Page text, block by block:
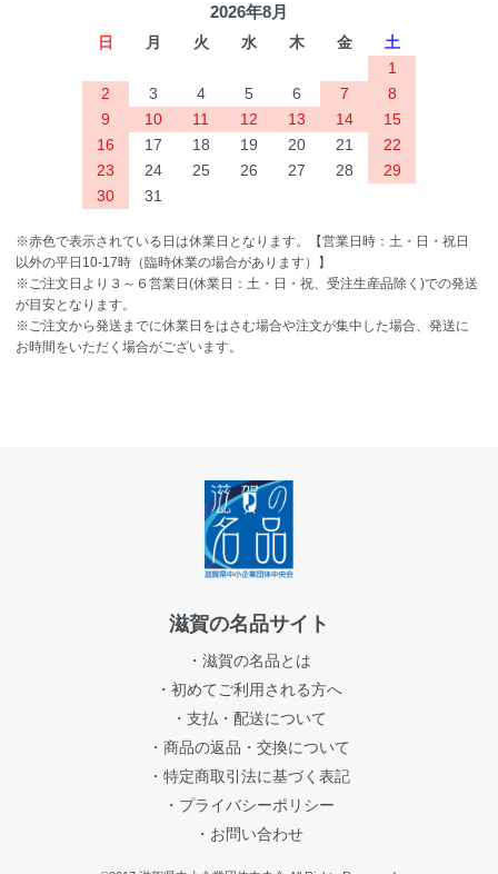
2026年8月
日 月 火 水 木 金
土
1
2
3 4 5 6 7
8
9
10 11 12 13 14
15
16
17 18 19 20 21
22
23
24 25 26 27 28
29
30
31
※赤色で表示されている日は休業日となります。【営業日時：土・日・祝日
以外の平日10-17時（臨時休業の場合があります）】
※ご注文日より３～６営業日(休業日：土・日・祝、受注生産品除く)での発送
が目安となります。
※ご注文から発送までに休業日をはさむ場合や注文が集中した場合、発送に
お時間をいただく場合がございます。
滋賀の名品サイト
・滋賀の名品とは
・初めてご利用される方へ
・支払・配送について
・商品の返品・交換について
・特定商取引法に基づく表記
・プライバシーポリシー
・お問い合わせ